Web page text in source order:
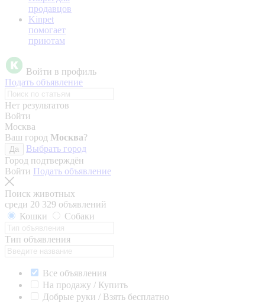
продавцов
Kinpet
помогает
приютам
Войти в профиль
Подать объявление
Нет результатов
Войти
Москва
Ваш город Москва?
Да
Выбрать город
Город подтверждён
Войти Подать объявление
Поиск животных
среди 20 329 объявлений
Кошки
Собаки
Тип объявления
Все объявления
На продажу / Купить
Добрые руки / Взять бесплатно